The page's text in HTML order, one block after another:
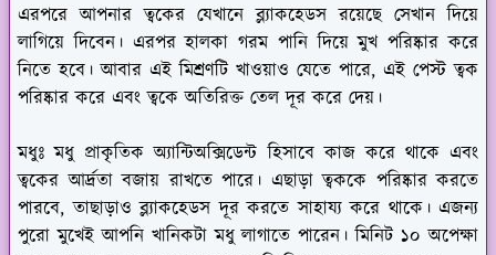
এরপরে আপনার ত্বকের যেখানে ব্ল্যাকহেডস রয়েছে সেখান দিয়ে
লাগিয়ে দিবেন। এরপর হালকা গরম পানি দিয়ে মুখ পরিষ্কার করে
নিতে হবে। আবার এই মিশ্রণটি খাওয়াও যেতে পারে, এই পেস্ট ত্বক
পরিষ্কার করে এবং ত্বকে অতিরিক্ত তেল দূর করে দেয়।
মধুঃ মধু প্রাকৃতিক অ্যান্টিঅক্সিডেন্ট হিসাবে কাজ করে থাকে এবং
ত্বকের আর্দ্রতা বজায় রাখতে পারে। এছাড়া ত্বককে পরিষ্কার করতে
পারবে, তাছাড়াও ব্ল্যাকহেডস দূর করতে সাহায্য করে থাকে। এজন্য
পুরো মুখেই আপনি খানিকটা মধু লাগাতে পারেন। মিনিট ১০ অপেক্ষা